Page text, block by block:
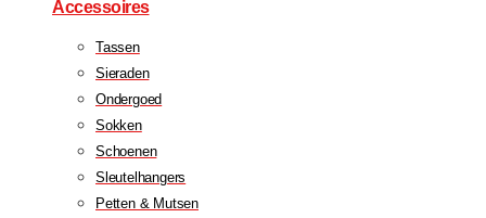
Accessoires
Tassen
Sieraden
Ondergoed
Sokken
Schoenen
Sleutelhangers
Petten & Mutsen